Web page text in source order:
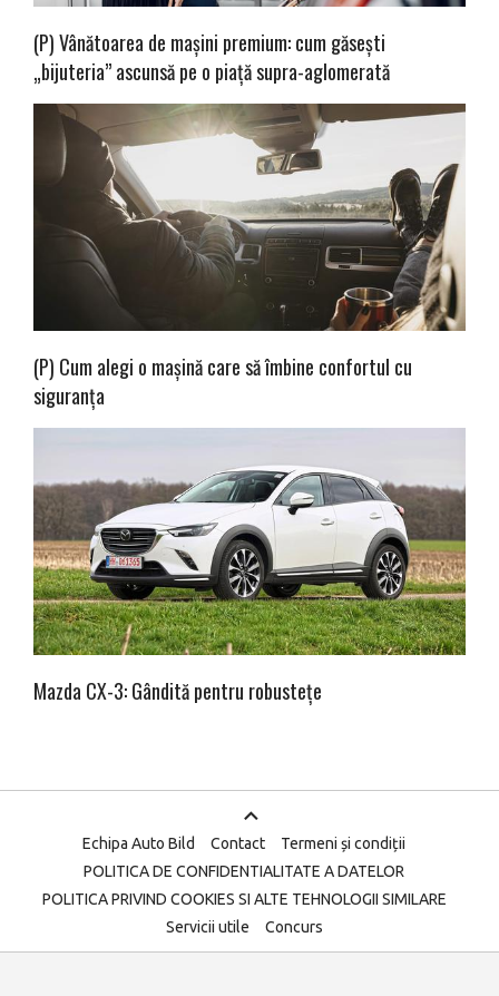
(P) Vânătoarea de mașini premium: cum găsești
„bijuteria” ascunsă pe o piață supra-aglomerată
(P) Cum alegi o mașină care să îmbine confortul cu
siguranța
Mazda CX-3: Gândită pentru robustețe
Echipa Auto Bild Contact
Termeni și condiții
POLITICA DE CONFIDENTIALITATE A DATELOR
POLITICA PRIVIND COOKIES SI ALTE TEHNOLOGII SIMILARE
Servicii utile
Concurs